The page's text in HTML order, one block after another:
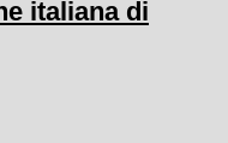
italiana di